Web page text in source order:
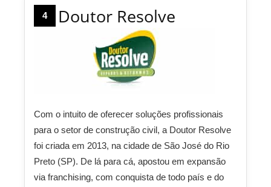
4 Doutor Resolve
Com o intuito de oferecer soluções profissionais
para o setor de construção civil, a Doutor Resolve
foi criada em 2013, na cidade de São José do Rio
Preto (SP). De lá para cá, apostou em expansão
via franchising, com conquista de todo país e do